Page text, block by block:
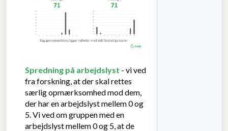
Spredning på arbejdslyst - vi ved
fra forskning, at der skal rettes
særlig opmærksomhed mod dem,
der har en arbejdslyst mellem 0 og
5. Vi ved om gruppen med en
arbejdslyst mellem 0 og 5, at de